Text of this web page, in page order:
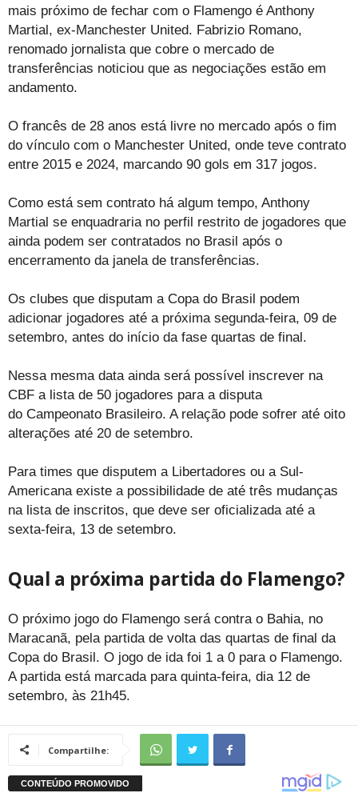
mais próximo de fechar com o Flamengo é Anthony
Martial, ex-Manchester United. Fabrizio Romano,
renomado jornalista que cobre o mercado de
transferências noticiou que as negociações estão em
andamento.
O francês de 28 anos está livre no mercado após o fim
do vínculo com o Manchester United, onde teve contrato
entre 2015 e 2024, marcando 90 gols em 317 jogos.
Como está sem contrato há algum tempo, Anthony
Martial se enquadraria no perfil restrito de jogadores que
ainda podem ser contratados no Brasil após o
encerramento da janela de transferências.
Os clubes que disputam a Copa do Brasil podem
adicionar jogadores até a próxima segunda-feira, 09 de
setembro, antes do início da fase quartas de final.
Nessa mesma data ainda será possível inscrever na
CBF a lista de 50 jogadores para a disputa
do Campeonato Brasileiro. A relação pode sofrer até oito
alterações até 20 de setembro.
Para times que disputem a Libertadores ou a Sul-
Americana existe a possibilidade de até três mudanças
na lista de inscritos, que deve ser oficializada até a
sexta-feira, 13 de setembro.
Qual a próxima partida do Flamengo?
O próximo jogo do Flamengo será contra o Bahia, no
Maracanã, pela partida de volta das quartas de final da
Copa do Brasil. O jogo de ida foi 1 a 0 para o Flamengo.
A partida está marcada para quinta-feira, dia 12 de
setembro, às 21h45.
Compartilhe: